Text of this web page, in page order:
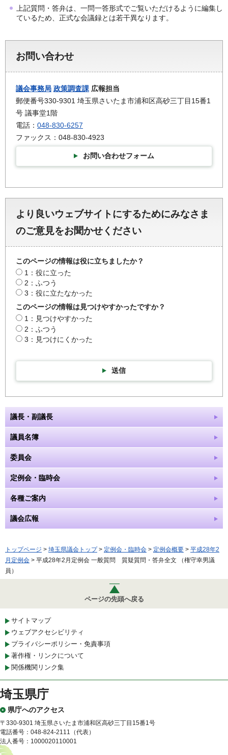
上記質問・答弁は、一問一答形式でご覧いただけるように編集し
ているため、正式な会議録とは若干異なります。
お問い合わせ
議会事務局 政策調査課 広報担当
郵便番号330-9301 埼玉県さいたま市浦和区高砂三丁目15番1
号 議事堂1階
電話： 048-830-6257
ファックス：048-830-4923
お問い合わせフォーム
より良いウェブサイトにするためにみなさま
のご意見をお聞かせください
このページの情報は役に立ちましたか？
1：役に立った
2：ふつう
3：役に立たなかった
このページの情報は見つけやすかったですか？
1：見つけやすかった
2：ふつう
3：見つけにくかった
送信
議長・副議長
議員名簿
委員会
定例会・臨時会
各種ご案内
議会広報
トップページ > 埼玉県議会トップ> 定例会・臨時会 > 定例会概要 > 平成28年2
月定例会 > 平成28年2月定例会 一般質問 質疑質問・答弁全文 （権守幸男議
員）
ページの先頭へ戻る
サイトマップ
ウェブアクセシビリティ
プライバシーポリシー・免責事項
著作権・リンクについて
関係機関リンク集
埼玉県庁
県庁へのアクセス
〒330-9301 埼玉県さいたま市浦和区高砂三丁目15番1号
電話番号：048-824-2111（代表）
法人番号：1000020110001